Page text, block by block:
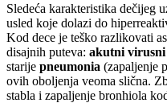
Sledeća karakteristika dečijeg
usled koje dolazi do
Kod dece je teško razlikovati
disajnih puteva: akutni
starije pneumonia (zapaljenje
ovih oboljenja veoma slična.
stabla i zapaljenje bronhiola